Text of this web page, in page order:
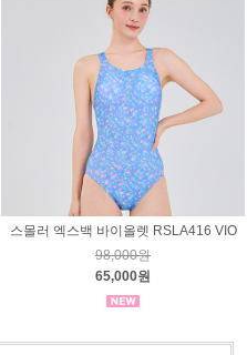
스몰러 엑스백 바이올렛 RSLA416 VIO
98,000원
65,000원